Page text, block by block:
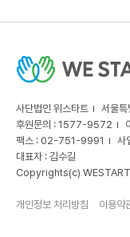
사단법인 위스타트
서울
후원문의 : 1577-9572
팩스 : 02-751-9991
사
대표자 : 김수길
Copyrights(c)
개인정보 처리방침 이용약